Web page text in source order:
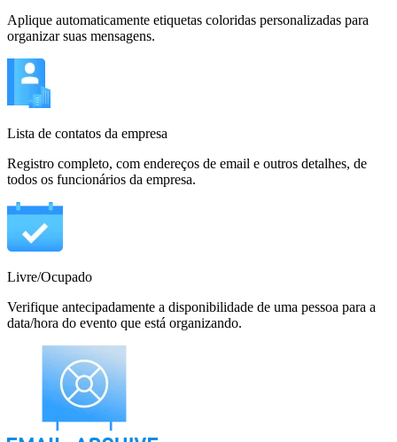
Aplique automaticamente etiquetas coloridas personalizadas para
organizar suas mensagens.
Lista de contatos da empresa
Registro completo, com endereços de email e outros detalhes, de
todos os funcionários da empresa.
Livre/Ocupado
Verifique antecipadamente a disponibilidade de uma pessoa para a
data/hora do evento que está organizando.